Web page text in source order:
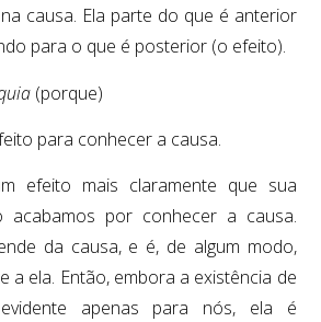
causa. Ela parte do que é anterior
para o que é posterior (o efeito).
(porque)
para conhecer a causa.
efeito mais claramente que sua
acabamos por conhecer a causa.
da causa, e é, de algum modo,
a ela. Então, embora a existência de
apenas para nós, ela é